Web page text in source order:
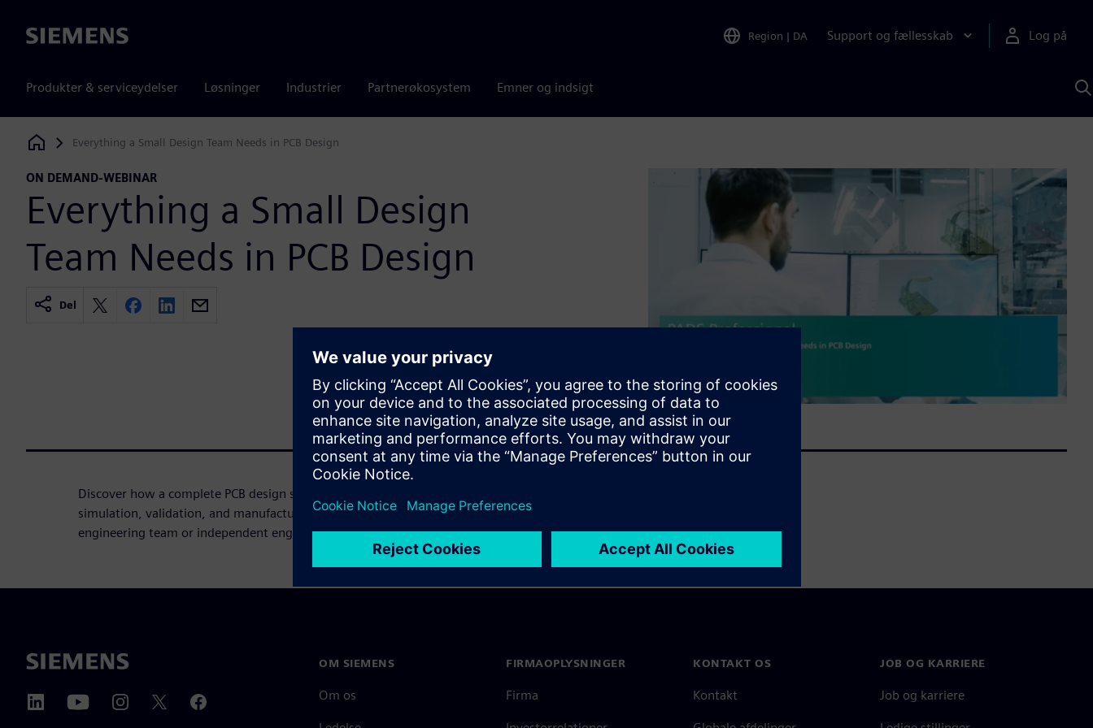
Siemens Region | DA Support og fællesskab Log på
Produkter & serviceydelser Løsninger Industrier Partnerøkosystem Emner og indsigt
Siemens Digital Industries Software
Everything a Small Design Team Needs in PCB Design
ON DEMAND-WEBINAR
Everything a Small Design
Team Needs in PCB Design
Del
Discover how a complete PCB design software can meet all the design,
simulation, validation, and manufacturing challenges faced by every small
engineering team or independent engineer.
OM SIEMENS
Om os
FIRMAOPLYSNINGER
Firma
KONTAKT OS
Kontakt
JOB OG KARRIERE
Job og karriere